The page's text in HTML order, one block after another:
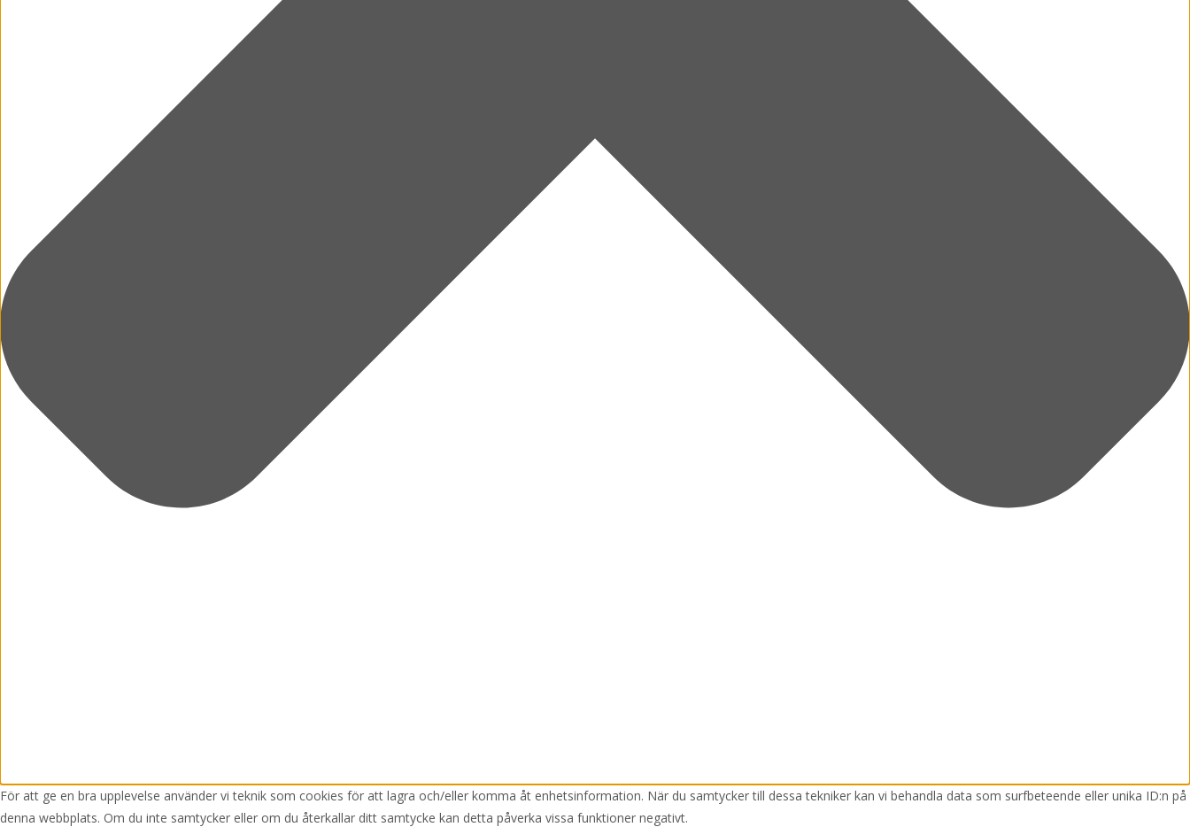
För att ge en bra upplevelse använder vi teknik som cookies för att lagra och/eller komma åt enhetsinformation. När du samtycker till dessa tekniker kan vi behandla data som surfbeteende eller unika ID:n på
denna webbplats. Om du inte samtycker eller om du återkallar ditt samtycke kan detta påverka vissa funktioner negativt.